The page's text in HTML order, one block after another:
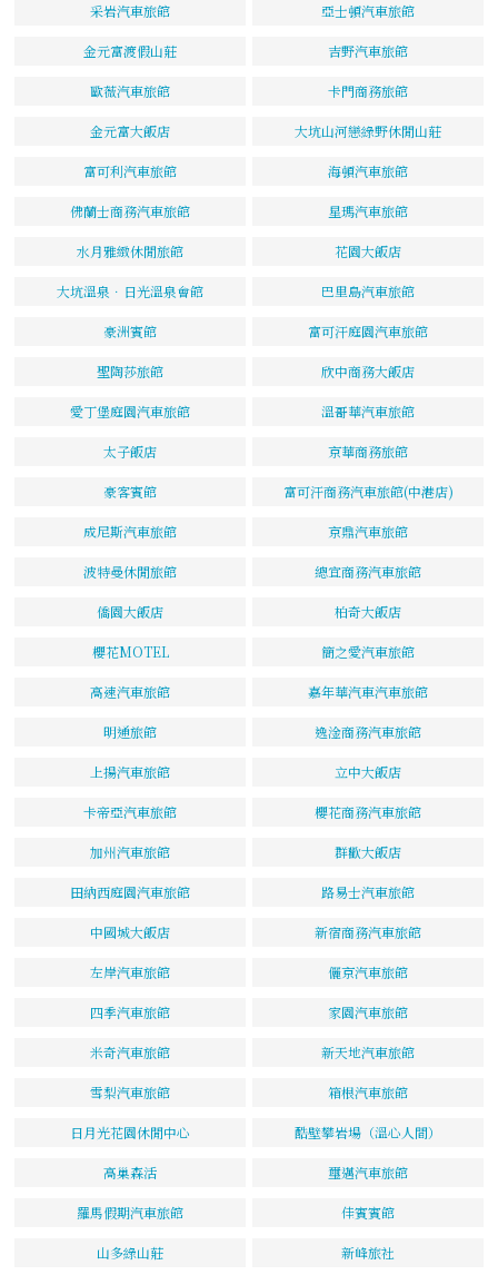
采岩汽車旅館 亞士頓汽車旅館
金元富渡假山莊 吉野汽車旅館
歐薇汽車旅館 卡門商務旅館
金元富大飯店 大坑山河戀綠野休閒山莊
富可利汽車旅館 海頓汽車旅館
佛蘭士商務汽車旅館 星瑪汽車旅館
水月雅緻休閒旅館 花園大飯店
大坑溫泉．日光溫泉會館 巴里島汽車旅館
豪洲賓館 富可汗庭園汽車旅館
聖陶莎旅館 欣中商務大飯店
愛丁堡庭園汽車旅館 溫哥華汽車旅館
太子飯店 京華商務旅館
豪客賓館 富可汗商務汽車旅館(中港店)
成尼斯汽車旅館 京鼎汽車旅館
波特曼休閒旅館 總宜商務汽車旅館
僑園大飯店 柏奇大飯店
櫻花MOTEL 簡之愛汽車旅館
高速汽車旅館 嘉年華汽車汽車旅館
明通旅館 逸淦商務汽車旅館
上揚汽車旅館 立中大飯店
卡帝亞汽車旅館 櫻花商務汽車旅館
加州汽車旅館 群歡大飯店
田納西庭園汽車旅館 路易士汽車旅館
中國城大飯店 新宿商務汽車旅館
左岸汽車旅館 儷京汽車旅館
四季汽車旅館 家園汽車旅館
米奇汽車旅館 新天地汽車旅館
雪梨汽車旅館 箱根汽車旅館
日月光花園休閒中心 酷壁攀岩場（溫心人間）
高巢森活 璽邁汽車旅館
羅馬假期汽車旅館 佳賓賓館
山多綠山莊 新峰旅社